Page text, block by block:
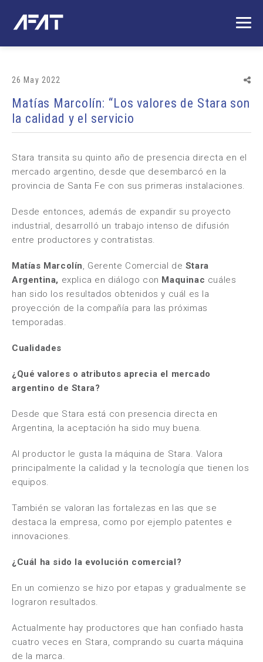
26 May 2022
Matías Marcolín: “Los valores de Stara son
la calidad y el servicio
Stara transita su quinto año de presencia directa en el
mercado argentino, desde que desembarcó en la
provincia de Santa Fe con sus primeras instalaciones.
Desde entonces, además de expandir su proyecto
industrial, desarrolló un trabajo intenso de difusión
entre productores y contratistas.
Matías Marcolín, Gerente Comercial de Stara
Argentina, explica en diálogo con Maquinac cuáles
han sido los resultados obtenidos y cuál es la
proyección de la compañía para las próximas
temporadas.
Cualidades
¿Qué valores o atributos aprecia el mercado
argentino de Stara?
Desde que Stara está con presencia directa en
Argentina, la aceptación ha sido muy buena.
Al productor le gusta la máquina de Stara. Valora
principalmente la calidad y la tecnología que tienen los
equipos.
También se valoran las fortalezas en las que se
destaca la empresa, como por ejemplo patentes e
innovaciones.
¿Cuál ha sido la evolución comercial?
En un comienzo se hizo por etapas y gradualmente se
lograron resultados.
Actualmente hay productores que han confiado hasta
cuatro veces en Stara, comprando su cuarta máquina
de la marca.